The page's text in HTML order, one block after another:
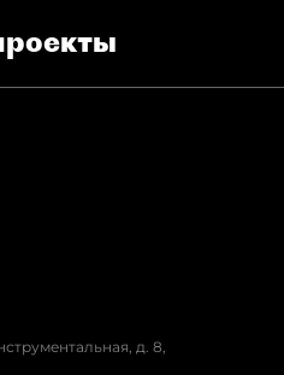
д. 8,